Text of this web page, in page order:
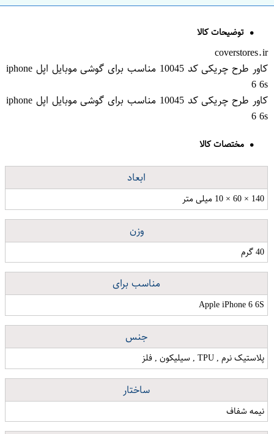
توضیحات کالا
coverstores.ir
کاور طرح چریکی کد 10045 مناسب برای گوشی موبایل اپل iphone
6 6s
کاور طرح چریکی کد 10045 مناسب برای گوشی موبایل اپل iphone
6 6s
مختصات کالا
ابعاد
140 × 60 × 10 میلی متر
وزن
40 گرم
مناسب برای
Apple iPhone 6 6S
جنس
پلاستیک نرم , TPU , سیلیکون , فلز
ساختار
نیمه شفاف